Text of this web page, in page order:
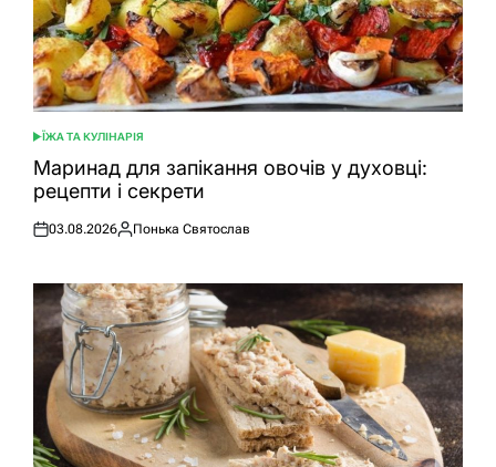
ОПУБЛІКУВАТИ
У
ЇЖА ТА КУЛІНАРІЯ
Маринад для запікання овочів у духовці:
рецепти і секрети
Оприлюднено
03.08.2026
Опубліковано
Понька Святослав